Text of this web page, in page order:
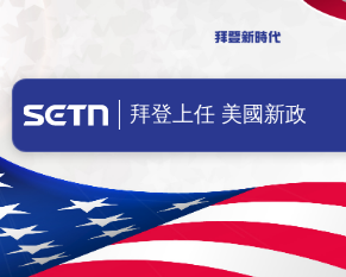
美國總統拜登上任
拜登上任 美國新政